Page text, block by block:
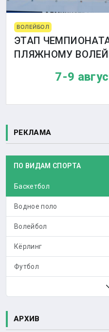
ВОЛЕЙБОЛ
ЭТАП
ПЛЯЖНОМУ
7-9
РЕКЛАМА
ПО ВИДАМ СПОРТА
Баскетбол
Водное поло
Волейбол
Кёрлинг
Футбол
АРХИВ